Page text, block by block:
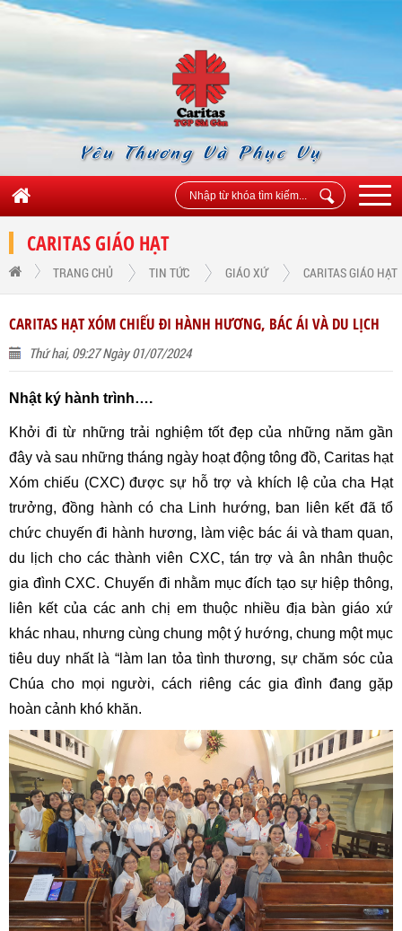
Yêu Thương Và Phục Vụ
CARITAS GIÁO HẠT
TRANG CHỦ TIN TỨC GIÁO XỨ CARITAS GIÁO HẠT
CARITAS HẠT XÓM CHIẾU ĐI HÀNH HƯƠNG, BÁC ÁI VÀ DU LỊCH
Thứ hai, 09:27 Ngày 01/07/2024
Nhật ký hành trình….
Khởi đi từ những trải nghiệm tốt đẹp của những năm gần
đây và sau những tháng ngày hoạt động tông đồ, Caritas hạt
Xóm chiếu (CXC) được sự hỗ trợ và khích lệ của cha Hạt
trưởng, đồng hành có cha Linh hướng, ban liên kết đã tổ
chức chuyến đi hành hương, làm việc bác ái và tham quan,
du lịch cho các thành viên CXC, tán trợ và ân nhân thuộc
gia đình CXC. Chuyến đi nhằm mục đích tạo sự hiệp thông,
liên kết của các anh chị em thuộc nhiều địa bàn giáo xứ
khác nhau, nhưng cùng chung một ý hướng, chung một mục
tiêu duy nhất là “làm lan tỏa tình thương, sự chăm sóc của
Chúa cho mọi người, cách riêng các gia đình đang gặp
hoàn cảnh khó khăn.